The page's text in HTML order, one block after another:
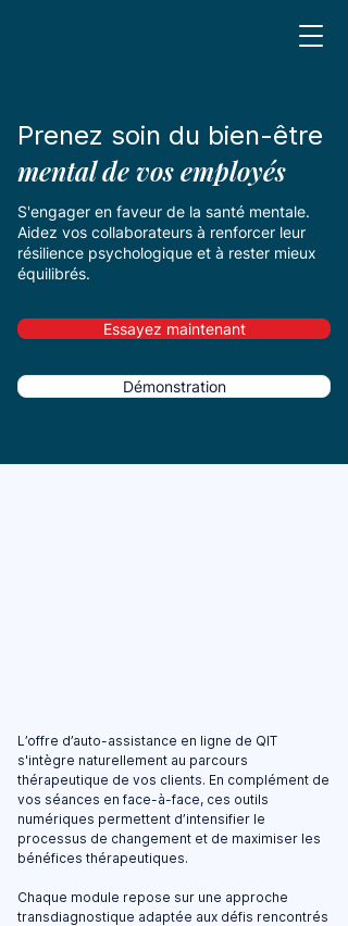
Prenez soin du bien-être
mental de vos employés
S'engager en faveur de la santé mentale.
Aidez vos collaborateurs à renforcer leur
résilience psychologique et à rester mieux
équilibrés.
Essayez maintenant
Démonstration
L’offre d’auto-assistance en ligne de QIT
s'intègre naturellement au parcours
thérapeutique de vos clients. En complément de
vos séances en face-à-face, ces outils
numériques permettent d’intensifier le
processus de changement et de maximiser les
bénéfices thérapeutiques.
Chaque module repose sur une approche
transdiagnostique adaptée aux défis rencontrés